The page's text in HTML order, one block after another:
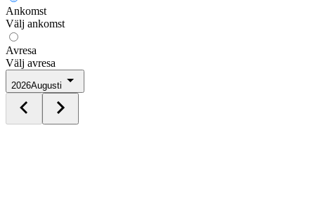
Ankomst
Välj ankomst
Avresa
Välj avresa
2026Augusti